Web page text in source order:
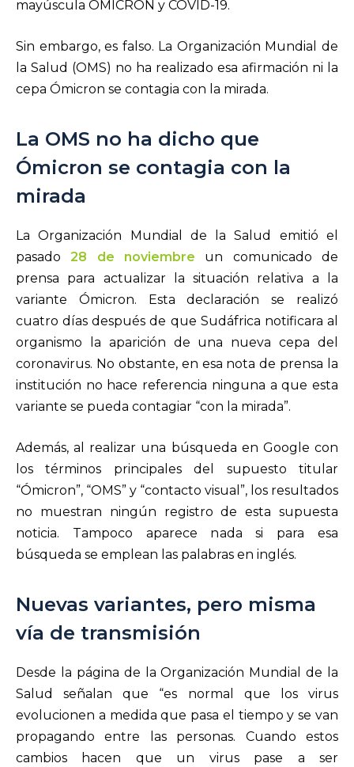
mayúscula OMICRON y COVID-19.
Sin embargo, es falso. La Organización Mundial de
la Salud (OMS) no ha realizado esa afirmación ni la
cepa Ómicron se contagia con la mirada.
La OMS no ha dicho que
Ómicron se contagia con la
mirada
La Organización Mundial de la Salud emitió el
pasado28 de noviembre un comunicado de
prensa para actualizar la situación relativa a la
variante Ómicron. Esta declaración se realizó
cuatro días después de que Sudáfrica notificara al
organismo la aparición de una nueva cepa del
coronavirus. No obstante, en esa nota de prensa la
institución no hace referencia ninguna a que esta
variante se pueda contagiar “con la mirada”.
Además, al realizar una búsqueda en Google con
los términos principales del supuesto titular
“Ómicron”, “OMS” y “contacto visual”, los resultados
no muestran ningún registro de esta supuesta
noticia. Tampoco aparece nada si para esa
búsqueda se emplean las palabras en inglés.
Nuevas variantes, pero misma
vía de transmisión
Desde la página de la Organización Mundial de la
Salud señalan que “es normal que los virus
evolucionen a medida que pasa el tiempo y se van
propagando entre las personas. Cuando estos
cambios hacen que un virus pase a ser